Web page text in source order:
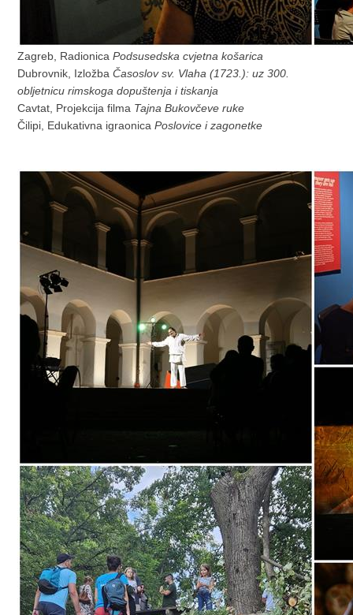
Zagreb, RadionicaPodsusedska cvjetna košarica
Dubrovnik, IzložbaČasoslov sv. Vlaha (1723.): uz 300.
obljetnicu rimskoga dopuštenja i tiskanja
Cavtat, Projekcija filma Tajna Bukovčeve ruke
Čilipi, Edukativna igraonicaPoslovice i zagonetke